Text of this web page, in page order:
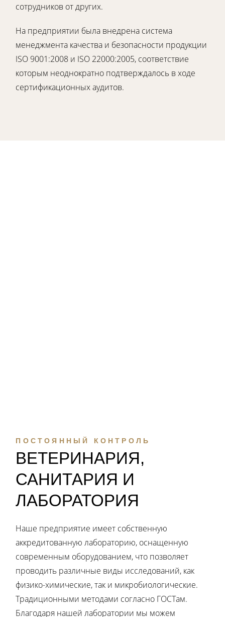
сотрудников от других.
На предприятии была внедрена система
менеджмента качества и безопасности продукции
ISO 9001:2008 и ISO 22000:2005, соответствие
которым неоднократно подтверждалось в ходе
сертификационных аудитов.
ПОСТОЯННЫЙ КОНТРОЛЬ
ВЕТЕРИНАРИЯ,
САНИТАРИЯ И
ЛАБОРАТОРИЯ
Наше предприятие имеет собственную
аккредитованную лабораторию, оснащенную
современным оборудованием, что позволяет
проводить различные виды исследований, как
физико-химические, так и микробиологические.
Традиционными методами согласно ГОСТам.
Благодаря нашей лаборатории мы можем